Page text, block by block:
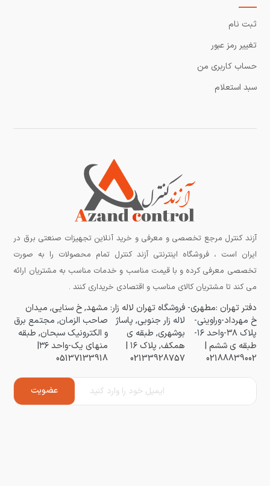
ثبت نام
تغییر رمز عبور
حساب کاربری من
سبد استعلام
آزند کنترل مرجع تخصصی و معرفی و خرید آنلاین تجهیزات صنعتی برق در
ایران است ، فروشگاه اینترنتی آزند کنترل تمام محصولات را به صورت
تخصصی معرفی کرده و با قیمت مناسب و خدمات مناسب به مشتریان ارائه
می کند تا مشتریان کالای مناسب و اقتصادی خریداری کنند .
دفتر تهران :مطهری-
خ مهرداد-وراوینی-
پلاک ۳۸-واحد ۱۶-
طبقه ی ششم |
02188839002
فروشگاه تهران لاله زار:
لاله زار جنوبی, پاساژ
بوشهری, طبقه ی
همکف, پلاک ۱۶ |
02133928757
مشهد, خ سنایی, میدان
صاحب الزمان, مجتمع برق
و الکترونیک سبحان, طبقه
منهای یک-واحد ۳۶|
05137133918